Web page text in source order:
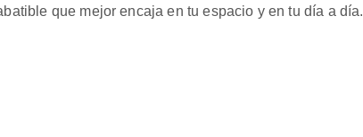
que mejor encaja en tu espacio y en tu día a día.